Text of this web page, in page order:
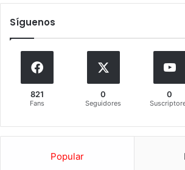
Síguenos
821
Fans
0
Seguidores
0
Popular